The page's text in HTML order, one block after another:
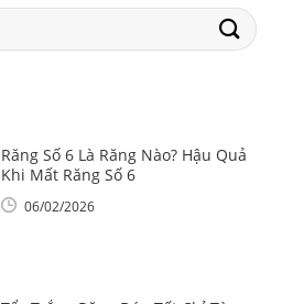
Răng Số 6 Là Răng Nào? Hậu Quả
Khi Mất Răng Số 6
06/02/2026